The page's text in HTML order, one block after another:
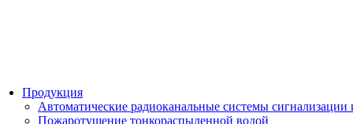
Продукция
Автоматические радиоканальные системы
Пожаротушение тонкораспыленной водой